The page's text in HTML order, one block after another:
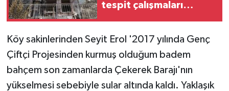
tespit çalışmaları
Köy sakinlerinden Seyit Erol '2017 yılında Genç
Çiftçi Projesinden kurmuş olduğum badem
bahçem son zamanlarda Çekerek Barajı'nın
yükselmesi sebebiyle sular altında kaldı. Yaklaşık